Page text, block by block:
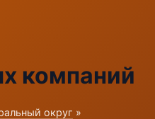
компаний
округ »